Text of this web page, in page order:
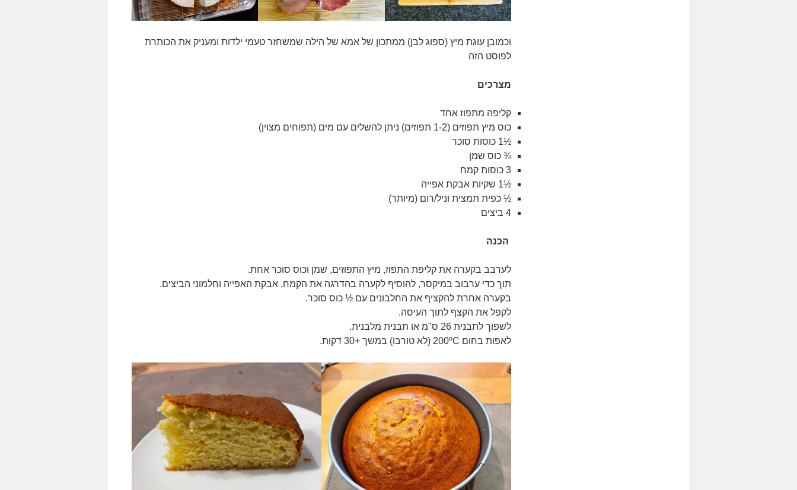
וכמובן עוגת מיץ (ספוג לבן) ממתכון של אמא של הילה שמשחזר טעמי ילדות ומעניק את הכותרת
לפוסט הזה
מצרכים
קליפה מתפוז אחד
כוס מיץ תפוזים (1-2 תפוזים) ניתן להשלים עם מים (תפוחים מצוין)
½1 כוסות סוכר
¾ כוס שמן
3 כוסות קמח
½1 שקיות אבקת אפייה
½ כפית תמצית וניל/רום (מיותר)
4 ביצים
הכנה
לערבב בקערה את קליפת התפוז, מיץ התפוזים, שמן וכוס סוכר אחת.
תוך כדי ערבוב במיקסר, להוסיף לקערה בהדרגה את הקמח, אבקת האפייה וחלמוני הביצים.
בקערה אחרת להקציף את החלבונים עם ½ כוס סוכר.
לקפל את הקצף לתוך העיסה.
לשפוך לתבנית 26 ס"מ או תבנית מלבנית.
לאפות בחום 200ºC (לא טורבו) במשך +30 דקות.